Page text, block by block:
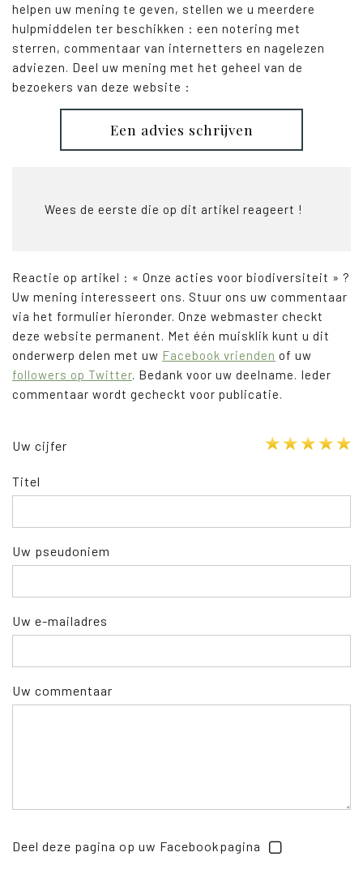
helpen uw mening te geven, stellen we u meerdere
hulpmiddelen ter beschikken : een notering met
sterren, commentaar van internetters en nagelezen
adviezen. Deel uw mening met het geheel van de
bezoekers van deze website :
Een advies schrijven
Wees de eerste die op dit artikel reageert !
Reactie op artikel : « Onze acties voor biodiversiteit » ?
Uw mening interesseert ons. Stuur ons uw commentaar
via het formulier hieronder. Onze webmaster checkt
deze website permanent. Met één muisklik kunt u dit
onderwerp delen met uw Facebook vrienden of uw
followers op Twitter. Bedank voor uw deelname. Ieder
commentaar wordt gecheckt voor publicatie.
Uw cijfer
Titel
Uw pseudoniem
Uw e-mailadres
Uw commentaar
Deel deze pagina op uw Facebookpagina